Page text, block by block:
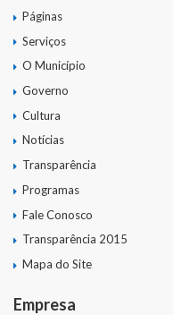
Páginas
Serviços
O Município
Governo
Cultura
Notícias
Transparência
Programas
Fale Conosco
Transparência 2015
Mapa do Site
Empresa